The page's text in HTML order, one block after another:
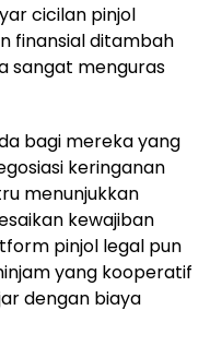
cicilan pinjol
finansial ditambah
sangat menguras
bagi mereka yang
keringanan
menunjukkan
kewajiban
pinjol legal pun
yang kooperatif
dengan biaya